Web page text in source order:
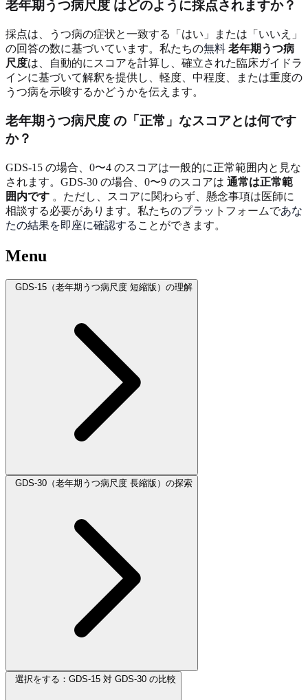
老年期うつ病尺度 はどのように採点されますか？
採点は、うつ病の症状と一致する「はい」または「いいえ」
の回答の数に基づいています。私たちの無料 老年期うつ病
尺度は、自動的にスコアを計算し、確立された臨床ガイドラ
インに基づいて解釈を提供し、軽度、中程度、または重度の
うつ病を示唆するかどうかを伝えます。
老年期うつ病尺度 の「正常」なスコアとは何です
か？
GDS-15 の場合、0〜4 のスコアは一般的に正常範囲内と見な
されます。GDS-30 の場合、0〜9 のスコアは 通常は正常範
囲内です 。ただし、スコアに関わらず、懸念事項は医師に
相談する必要があります。私たちのプラットフォームであな
たの結果を即座に確認する ことができます。
Menu
GDS-15（老年期うつ病尺度 短縮版）の理解
GDS-30（老年期うつ病尺度 長縮版）の探索
選択をする：GDS-15 対 GDS-30 の比較